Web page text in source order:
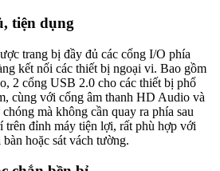
tiện dụng
trang bị đầy đủ các cổng I/O phía
kết nối các thiết bị ngoại vi. Bao gồm
2 cổng USB 2.0 cho các thiết bị phổ
cùng với cổng âm thanh HD Audio và
mà không cần quay ra phía sau
trên đỉnh máy tiện lợi, rất phù hợp với
hoặc sát vách tường.